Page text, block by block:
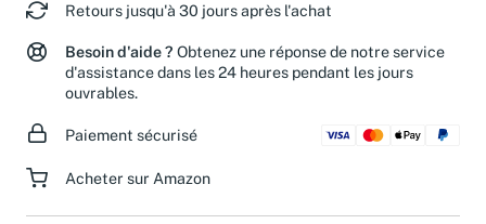
Retours jusqu'à 30 jours après l'achat
Besoin d'aide ? Obtenez une réponse de notre service
d'assistance dans les 24 heures pendant les jours
ouvrables.
Paiement sécurisé
Acheter sur Amazon